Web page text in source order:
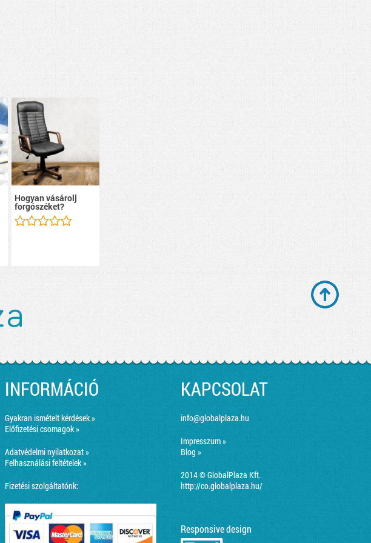
Hogyan vásárolj
forgószéket?
INFORMÁCIÓ
Gyakran ismételt kérdések »
Előfizetési csomagok »
Adatvédelmi nyilatkozat »
Felhasználási feltételek »
Fizetési szolgáltatónk:
KAPCSOLAT
info@globalplaza.hu
Impresszum »
Blog »
2014 © GlobalPlaza Kft.
http://co.globalplaza.hu/
Responsive design